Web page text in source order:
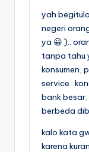
yah
negeri
ya 😀 )..
tanpa tahu
konsumen,
service..
bank
berbeda
kalo kata
karena